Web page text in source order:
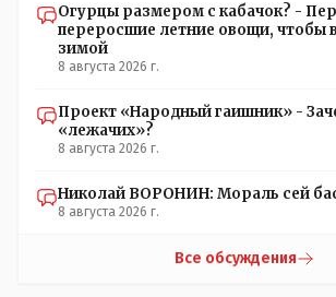
Огурцы размером с кабачок? -
переросшие летние овощи, чтобы
зимой
8 августа 2026 г.
Проект «Народный гаишник» -
«лежачих»?
8 августа 2026 г.
Николай ВОРОНИН: Мораль сей
8 августа 2026 г.
Все обсуждения